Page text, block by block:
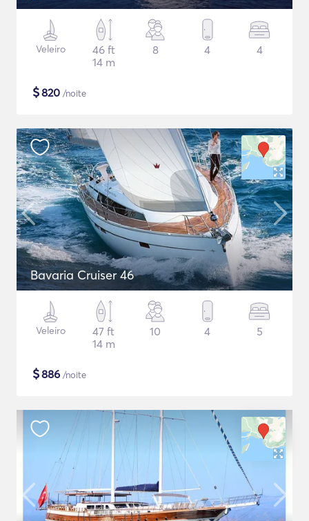
Veleiro
46 ft
14 m
8 4 4
$820 /noite
Bavaria Cruiser 46
Veleiro
47 ft
14 m
10 4 5
$886 /noite